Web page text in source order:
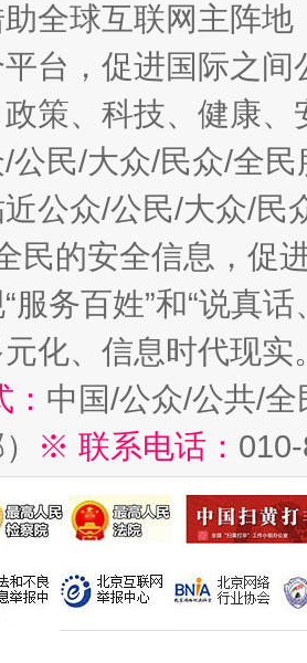
全球互联网主阵
台，促进国际之
策、科技、健康
公民/大众/民众/全
公众/公民/大众/民
民的安全信息，促
服务百姓”和“说真
化、信息时代现实
中国/公众/公共/
※ 联系电话：